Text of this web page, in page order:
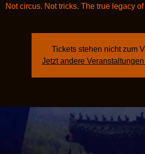
Not circus. Not tricks. The true legacy
Tickets stehen nicht zum
Jetzt andere